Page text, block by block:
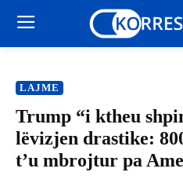
LAJME
Trump “i ktheu
lëvizjen drastike:
t’u mbrojtur pa